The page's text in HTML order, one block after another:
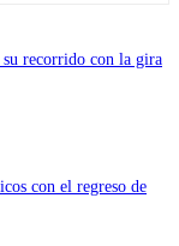
recorrido con la gira
con el regreso de